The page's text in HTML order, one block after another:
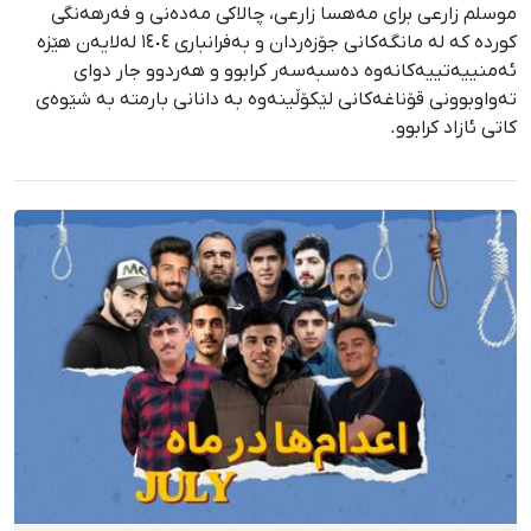
موسلم زارعی براى مەهسا زارعی، چالاکی مەدەنی و فەرهەنگی
کوردە کە لە مانگەکانی جۆزەردان و بەفرانباری ١٤٠٤ لەلایەن هێزە
ئەمنییەتییەکانەوە دەسبەسەر کرابوو و هەردوو جار دوای
تەواوبوونی قۆناغەکانی لێکۆڵینەوە بە دانانی بارمتە بە شێوەی
کاتی ئازاد کرابوو.